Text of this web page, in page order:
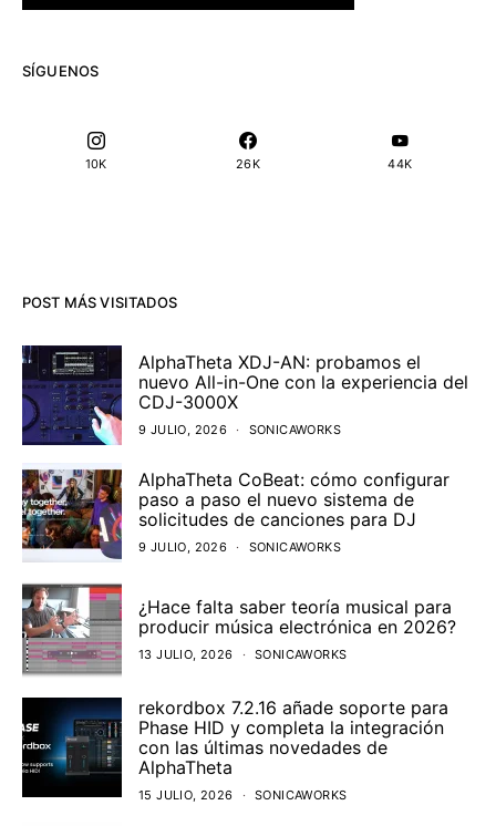
SÍGUENOS
10K 26K 44K
POST MÁS VISITADOS
AlphaTheta XDJ-AN: probamos el
nuevo All-in-One con la experiencia del
CDJ-3000X
9 JULIO, 2026 SONICAWORKS
AlphaTheta CoBeat: cómo configurar
paso a paso el nuevo sistema de
solicitudes de canciones para DJ
9 JULIO, 2026 SONICAWORKS
¿Hace falta saber teoría musical para
producir música electrónica en 2026?
13 JULIO, 2026 SONICAWORKS
rekordbox 7.2.16 añade soporte para
Phase HID y completa la integración
con las últimas novedades de
AlphaTheta
15 JULIO, 2026 SONICAWORKS